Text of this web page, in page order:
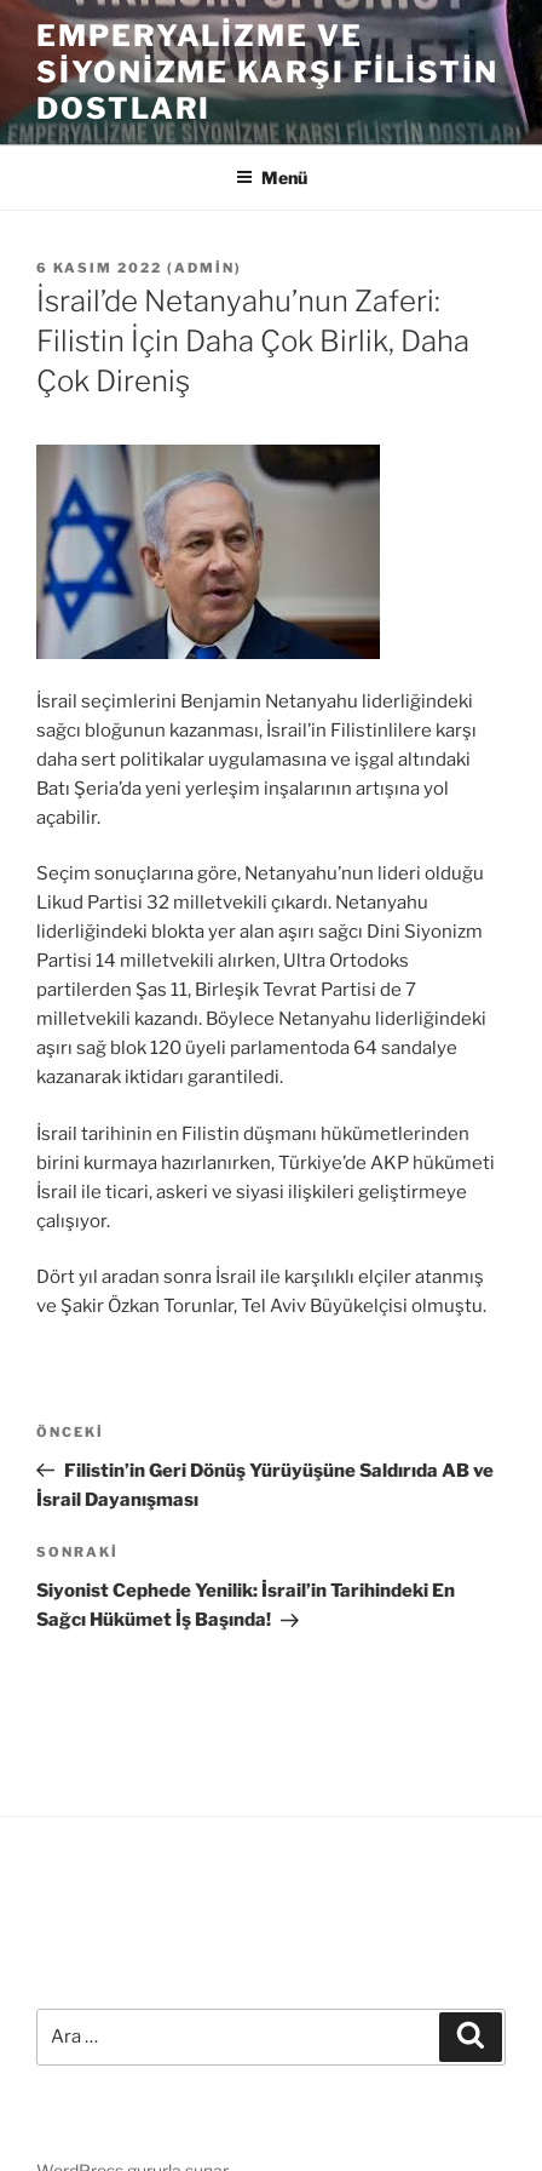
İçeriğe
EMPERYALIZME VE
SIYONIZME KARŞI FILISTIN
DOSTLARI
Menü
YAYIM
TARIHI
6 KASIM 2022 ( ADMIN)
İsrail’de Netanyahu’nun Zaferi:
Filistin İçin Daha Çok Birlik, Daha
Çok Direniş
İsrail seçimlerini Benjamin Netanyahu liderliğindeki
sağcı bloğunun kazanması, İsrail’in Filistinlilere karşı
daha sert politikalar uygulamasına ve işgal altındaki
Batı Şeria’da yeni yerleşim inşalarının artışına yol
açabilir.
Seçim sonuçlarına göre, Netanyahu’nun lideri olduğu
Likud Partisi 32 milletvekili çıkardı. Netanyahu
liderliğindeki blokta yer alan aşırı sağcı Dini Siyonizm
Partisi 14 milletvekili alırken, Ultra Ortodoks
partilerden Şas 11, Birleşik Tevrat Partisi de 7
milletvekili kazandı. Böylece Netanyahu liderliğindeki
aşırı sağ blok 120 üyeli parlamentoda 64 sandalye
kazanarak iktidarı garantiledi.
İsrail tarihinin en Filistin düşmanı hükümetlerinden
birini kurmaya hazırlanırken, Türkiye’de AKP hükümeti
İsrail ile ticari, askeri ve siyasi ilişkileri geliştirmeye
çalışıyor.
Dört yıl aradan sonra İsrail ile karşılıklı elçiler atanmış
ve Şakir Özkan Torunlar, Tel Aviv Büyükelçisi olmuştu.
Yazı
Önceki
Yazı
ÖNCEKI
Filistin’in Geri Dönüş Yürüyüşüne Saldırıda AB ve
İsrail Dayanışması
Sonraki
Yazı
SONRAKI
Siyonist Cephede Yenilik: İsrail’in Tarihindeki En
Sağcı Hükümet İş Başında!